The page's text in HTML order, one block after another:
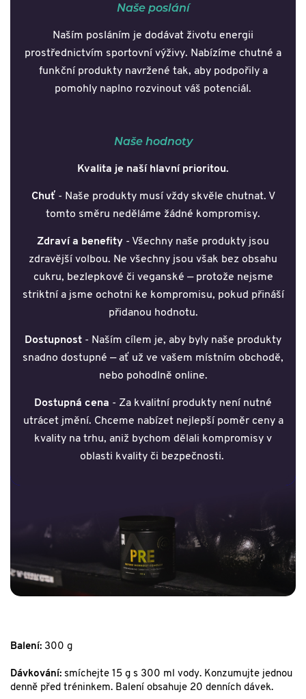
Naše poslání
Naším posláním je dodávat životu energii
prostřednictvím sportovní výživy. Nabízíme chutné a
funkční produkty navržené tak, aby podpořily a
pomohly naplno rozvinout váš potenciál.
Naše hodnoty
Kvalita je naší hlavní prioritou.
Chuť - Naše produkty musí vždy skvěle chutnat. V
tomto směru neděláme žádné kompromisy.
Zdraví a benefity - Všechny naše produkty jsou
zdravější volbou. Ne všechny jsou však bez obsahu
cukru, bezlepkové či veganské — protože nejsme
striktní a jsme ochotni ke kompromisu, pokud přináší
přidanou hodnotu.
Dostupnost - Naším cílem je, aby byly naše produkty
snadno dostupné — ať už ve vašem místním obchodě,
nebo pohodlně online.
Dostupná cena - Za kvalitní produkty není nutné
utrácet jmění. Chceme nabízet nejlepší poměr ceny a
kvality na trhu, aniž bychom dělali kompromisy v
oblasti kvality či bezpečnosti.
Balení: 300 g
Dávkování: smíchejte 15 g s 300 ml vody. Konzumujte jednou
denně před tréninkem. Balení obsahuje 20 denních dávek.